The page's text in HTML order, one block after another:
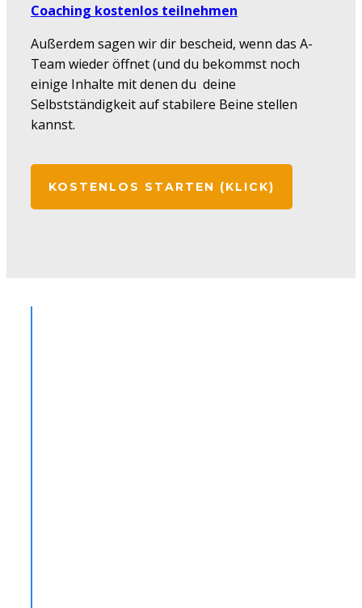
Coaching kostenlos teilnehmen
Außerdem sagen wir dir bescheid, wenn das A-
Team wieder öffnet (und du bekommst noch
einige Inhalte mit denen du deine
Selbstständigkeit auf stabilere Beine stellen
kannst.
KOSTENLOS STARTEN (KLICK)